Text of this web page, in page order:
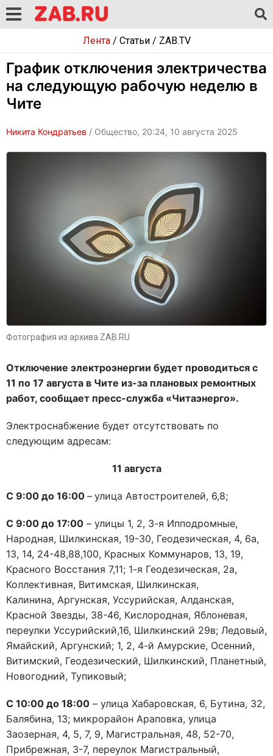
Лента/ Статьи/ ZAB.TV
График отключения электричества
на следующую рабочую неделю в
Чите
Никита Кондратьев / Общество, 20:24, 10 августа 2025
Фотография из архива ZAB.RU
Отключение электроэнергии будет проводиться с
11 по 17 августа в Чите из-за плановых ремонтных
работ, сообщает пресс-служба «Читаэнерго».
Электроснабжение будет отсутствовать по
следующим адресам:
11 августа
С 9:00 до 16:00 – улица Автостроителей, 6,8;
С 9:00 до 17:00 – улицы 1, 2, 3-я Ипподромные,
Народная, Шилкинская, 19-30, Геодезическая, 4, 6а,
13, 14, 24-48,88,100, Красных Коммунаров, 13, 19,
Красного Восстания 7,11; 1-я Геодезическая, 2а,
Коллективная, Витимская, Шилкинская,
Калинина, Аргунская, Уссурийская, Алданская,
Красной Звезды, 38-46, Кислородная, Яблоневая,
переулки Уссурийский,16, Шилкинский 29в; Ледовый,
Ямайский, Аргунский; 1, 2, 4-й Амурские, Осенний,
Витимский, Геодезический, Шилкинский, Планетный,
Новогодний, Тупиковый;
С 10:00 до 18:00 – улица Хабаровская, 6, Бутина, 32,
Балябина, 13; микрорайон Араповка, улица
Заозерная, 4, 5, 7, 9, Магистральная, 48, 52-70,
Прибрежная, 3-7, переулок Магистральный,